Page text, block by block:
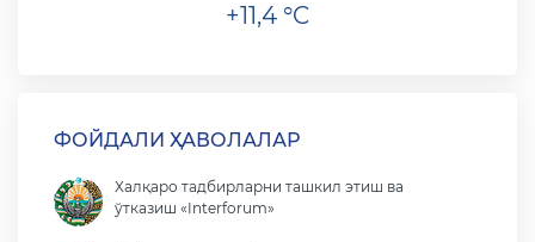
+11,4 °C
ФОЙДАЛИ ҲАВОЛАЛАР
Халқаро тадбирларни ташкил этиш ва
ўтказиш «Interforum»